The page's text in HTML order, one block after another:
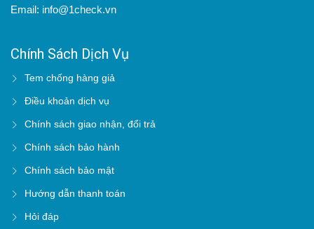
Email: info@1check.vn
Chính Sách Dịch Vụ
Tem chống hàng giả
Điều khoản dịch vụ
Chính sách giao nhận, đổi trả
Chính sách bảo hành
Chính sách bảo mật
Hướng dẫn thanh toán
Hỏi đáp